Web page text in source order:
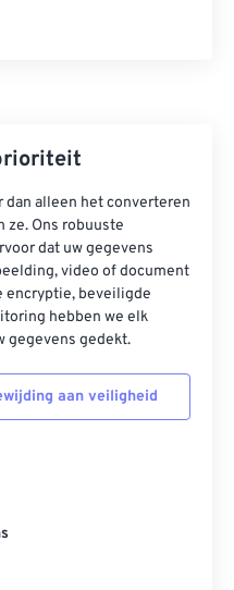
dan alleen het converteren
ze. Ons robuuste
dat uw gegevens
video of document
encryptie, beveiligde
hebben we elk
gegevens gedekt.
aan veiligheid